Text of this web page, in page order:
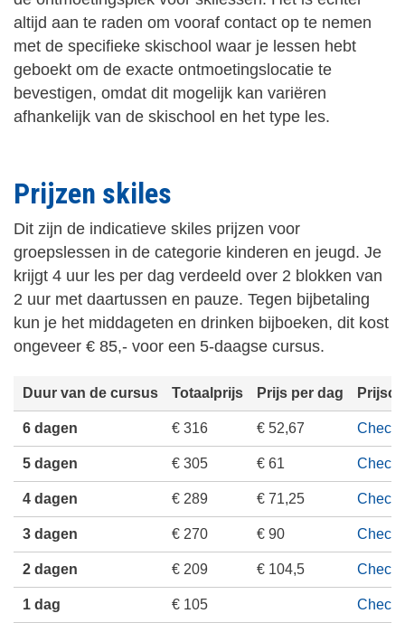
altijd aan te raden om vooraf contact op te nemen
met de specifieke skischool waar je lessen hebt
geboekt om de exacte ontmoetingslocatie te
bevestigen, omdat dit mogelijk kan variëren
afhankelijk van de skischool en het type les.
Prijzen skiles
Dit zijn de indicatieve skiles prijzen voor
groepslessen in de categorie kinderen en jeugd. Je
krijgt 4 uur les per dag verdeeld over 2 blokken van
2 uur met daartussen en pauze. Tegen bijbetaling
kun je het middageten en drinken bijboeken, dit kost
ongeveer € 85,- voor een 5-daagse cursus.
Duur van de cursus Totaalprijs Prijs per dag
6 dagen € 316 € 52,67 Check
5 dagen € 305 € 61 Check
4 dagen € 289 € 71,25 Check
3 dagen € 270 € 90 Check
2 dagen € 209 € 104,5 Check
1 dag € 105 Check